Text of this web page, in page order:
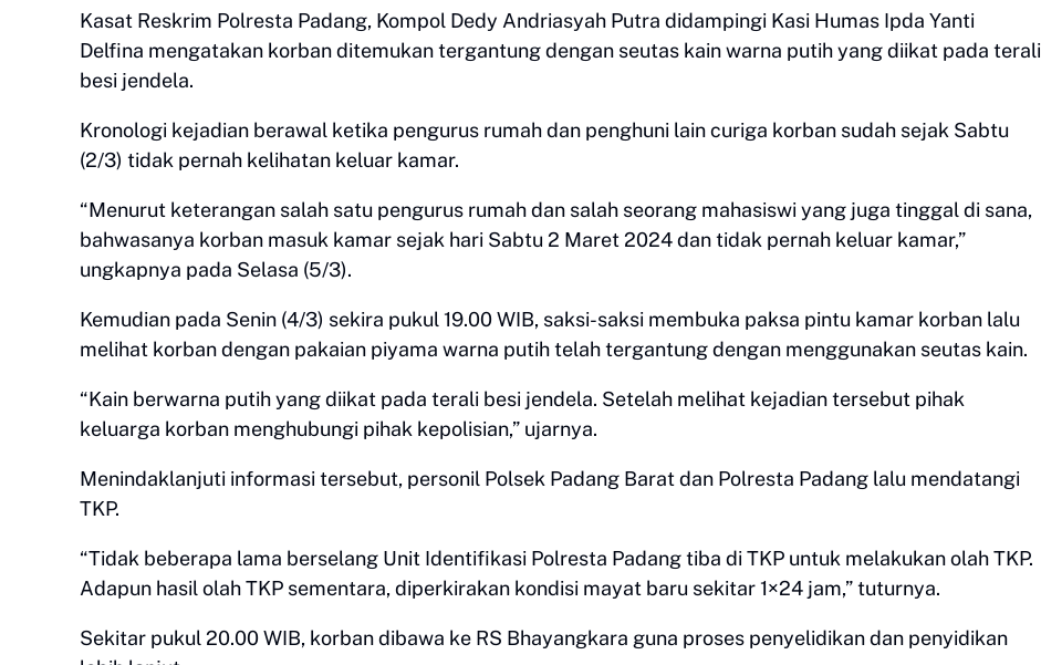
Kasat Reskrim Polresta Padang, Kompol Dedy Andriasyah Putra didampingi Kasi Humas Ipda Yanti
Delfina mengatakan korban ditemukan tergantung dengan seutas kain warna putih yang diikat pada terali
besi jendela.
Kronologi kejadian berawal ketika pengurus rumah dan penghuni lain curiga korban sudah sejak Sabtu
(2/3) tidak pernah kelihatan keluar kamar.
“Menurut keterangan salah satu pengurus rumah dan salah seorang mahasiswi yang juga tinggal di sana,
bahwasanya korban masuk kamar sejak hari Sabtu 2 Maret 2024 dan tidak pernah keluar kamar,”
ungkapnya pada Selasa (5/3).
Kemudian pada Senin (4/3) sekira pukul 19.00 WIB, saksi-saksi membuka paksa pintu kamar korban lalu
melihat korban dengan pakaian piyama warna putih telah tergantung dengan menggunakan seutas kain.
“Kain berwarna putih yang diikat pada terali besi jendela. Setelah melihat kejadian tersebut pihak
keluarga korban menghubungi pihak kepolisian,” ujarnya.
Menindaklanjuti informasi tersebut, personil Polsek Padang Barat dan Polresta Padang lalu mendatangi
TKP.
“Tidak beberapa lama berselang Unit Identifikasi Polresta Padang tiba di TKP untuk melakukan olah TKP.
Adapun hasil olah TKP sementara, diperkirakan kondisi mayat baru sekitar 1×24 jam,” tuturnya.
Sekitar pukul 20.00 WIB, korban dibawa ke RS Bhayangkara guna proses penyelidikan dan penyidikan